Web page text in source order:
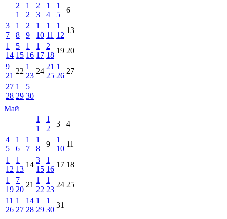
2
1
1
2
2
3
1
4
1
5
6
3
7
1
8
2
9
1
10
1
11
1
12
13
1
14
5
15
1
16
1
17
2
18
19 20
9
21
22
1
23
24
21
25
1
26
27
27
28
1
29
5
30
Май
1
1
1
2
3
4
4
5
1
6
1
7
1
8
9
1
10
11
1
12
1
13
14
3
15
1
16
17 18
1
19
7
20
21
1
22
1
23
24 25
11
26
1
27
14
28
1
29
1
30
31